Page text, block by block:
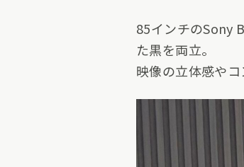
85インチのSony
た黒を両立。
映像の立体感やコ